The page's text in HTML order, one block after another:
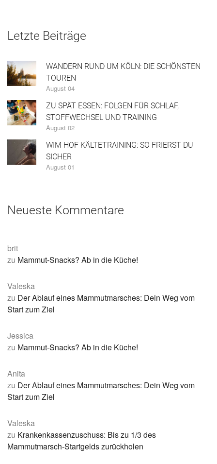
Letzte Beiträge
WANDERN RUND UM KÖLN: DIE SCHÖNSTEN
TOUREN
August 04
ZU SPÄT ESSEN: FOLGEN FÜR SCHLAF,
STOFFWECHSEL UND TRAINING
August 02
WIM HOF KÄLTETRAINING: SO FRIERST DU
SICHER
August 01
Neueste Kommentare
brit
zu Mammut-Snacks? Ab in die Küche!
Valeska
zu Der Ablauf eines Mammutmarsches: Dein Weg vom
Start zum Ziel
Jessica
zu Mammut-Snacks? Ab in die Küche!
Anita
zu Der Ablauf eines Mammutmarsches: Dein Weg vom
Start zum Ziel
Valeska
zu Krankenkassenzuschuss: Bis zu 1/3 des
Mammutmarsch-Startgelds zurückholen